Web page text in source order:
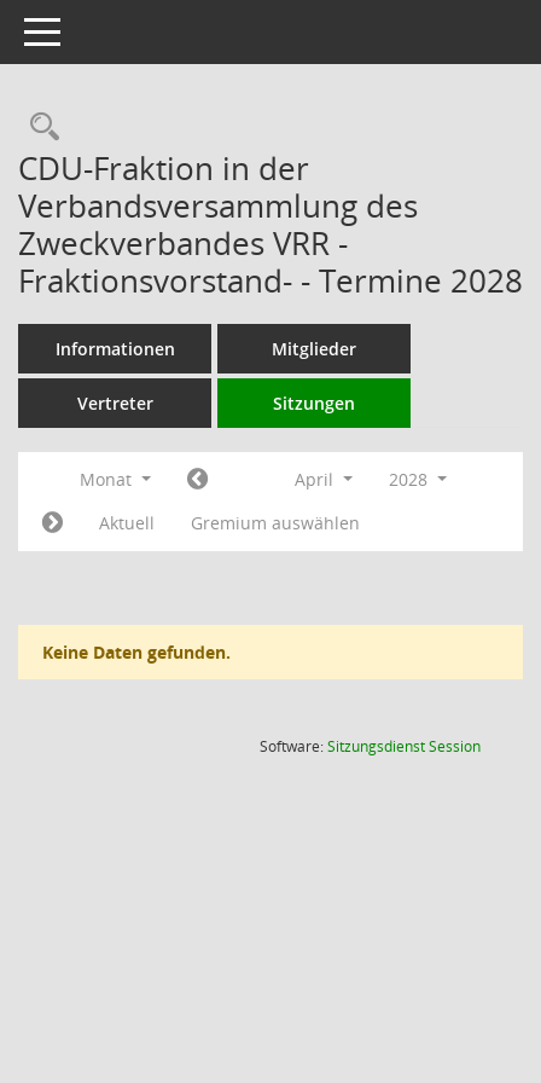
Toggle navigation
Rechercheauswahl
CDU-Fraktion in der
Verbandsversammlung des
Zweckverbandes VRR -
Fraktionsvorstand- - Termine 2028
Informationen Mitglieder
Vertreter Sitzungen
Monat April
2028
Aktuell
Gremium auswählen
Keine Daten gefunden.
Software:SitzungsdienstSession(Wird in